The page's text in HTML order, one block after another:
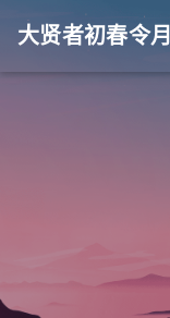
大贤者初春令月